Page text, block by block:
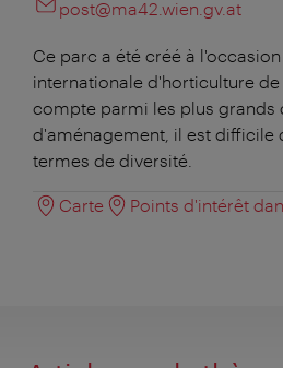
post@ma42.wien.gv.at
Ce parc a été créé à
internationale d'horticulture de
compte parmi les plus grands
d'aménagement, il est difficile
termes de diversité.
Carte Points d'intérêt